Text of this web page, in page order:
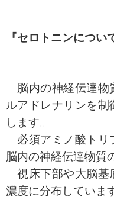
『セロトニンについ
脳内の神経伝達物
ルアドレナリンを制
します。
必須アミノ酸トリ
脳内の神経伝達物質
視床下部や大脳基
濃度に分布していま